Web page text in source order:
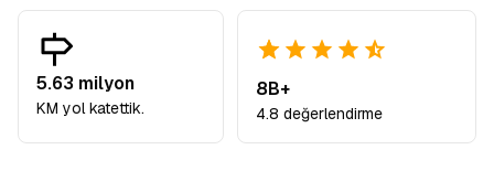
5.63 milyon
KM yol katettik.
8B+
4.8 değerlendirme